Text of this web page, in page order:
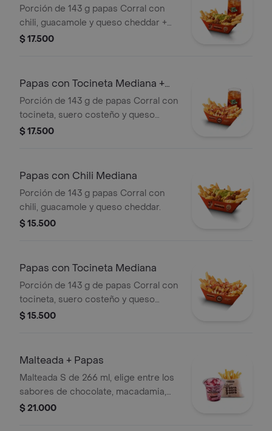
bebida
Porción de 143 g papas Corral con
chili, guacamole y queso cheddar +
bebida
$ 17.500
Papas con Tocineta Mediana +
bebida
Porción de 143 g de papas Corral con
tocineta, suero costeño y queso
cheddar + bebida
$ 17.500
Papas con Chili Mediana
Porción de 143 g papas Corral con
chili, guacamole y queso cheddar.
$ 15.500
Papas con Tocineta Mediana
Porción de 143 g de papas Corral con
tocineta, suero costeño y queso
cheddar.
$ 15.500
Malteada + Papas
Malteada S de 266 ml, elige entre los
sabores de chocolate, macadamia,
frutos del bosque, vainilla o Café +
$ 21.000